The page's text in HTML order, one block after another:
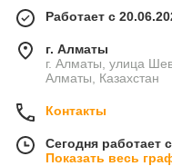
Работает с
г. Алматы
г. Алматы, улица
Алматы, Казахстан
Контакты
Сегодня работает
Показать весь